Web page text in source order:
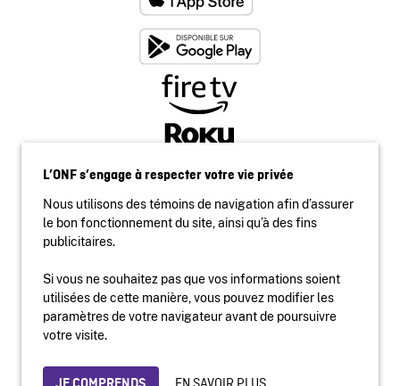
Accessibilité
Protection des renseignements personnels
L’ONF s’engage à respecter votre vie privée
Nous utilisons des témoins de navigation afin d’assurer
le bon fonctionnement du site, ainsi qu’à des fins
publicitaires.
Si vous ne souhaitez pas que vos informations soient
utilisées de cette manière, vous pouvez modifier les
paramètres de votre navigateur avant de poursuivre
votre visite.